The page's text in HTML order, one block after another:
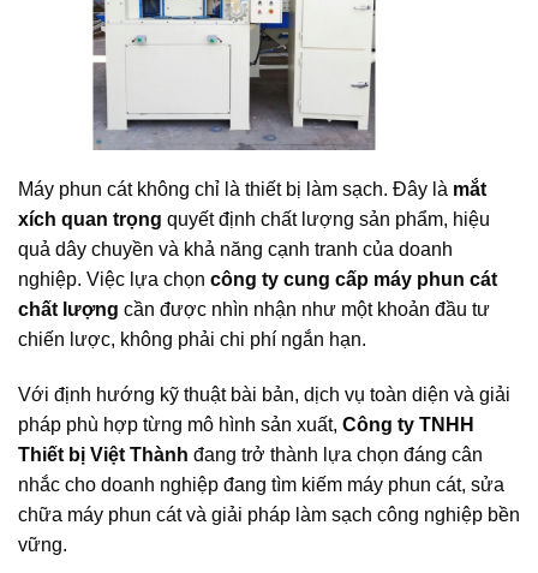
Máy phun cát không chỉ là thiết bị làm sạch. Đây là mắt
xích quan trọng quyết định chất lượng sản phẩm, hiệu
quả dây chuyền và khả năng cạnh tranh của doanh
nghiệp. Việc lựa chọn công ty cung cấp máy phun cát
chất lượng cần được nhìn nhận như một khoản đầu tư
chiến lược, không phải chi phí ngắn hạn.
Với định hướng kỹ thuật bài bản, dịch vụ toàn diện và giải
pháp phù hợp từng mô hình sản xuất, Công ty TNHH
Thiết bị Việt Thành đang trở thành lựa chọn đáng cân
nhắc cho doanh nghiệp đang tìm kiếm máy phun cát, sửa
chữa máy phun cát và giải pháp làm sạch công nghiệp bền
vững.